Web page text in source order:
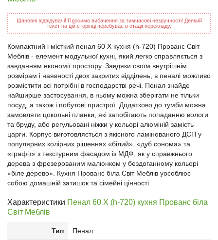
Шановні відвідувачі! Просимо вибачення за тимчасові незручності! Деякий
текст на цій сторінці перебуває в стадії перекладу.
Компактний і місткий пенал 60 Х кухня (h-720) Прованс Світ
Меблів - елемент модульної кухні, який легко справляється з
завданням економії простору. Завдяки своїм внутрішнім
розмірам і наявності двох закритих відділень, в пеналі можливо
розмістити всі потрібні в господарстві речі. Пенал знайде
найширше застосування, в ньому можна зберігати не тільки
посуд, а також і побутові пристрої. Додатково до тумби можна
замовляти цокольні планки, які запобігають попаданню вологи
та бруду, або регульовані ніжки у кольорі алюміній замість
царги. Корпус виготовляється з якісного ламінованого ДСП у
популярних колірних рішеннях «білий», «дуб сонома» та
«графіт» з текстурним фасадом із МДФ, як у справжнього
дерева з фрезерованим малюнком у бездоганному кольорі
«біле дерево». Кухня Прованс біла Світ Меблів уособлює
собою домашній затишок та сімейні цінності.
Характеристики Пенал 60 Х (h-720) кухня Прованс біла
Світ Меблів
Тип Пенал